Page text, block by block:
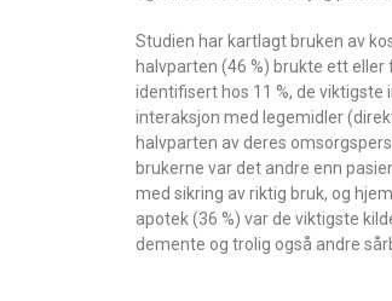
Studien har kartlagt bruken av
halvparten (46 %) brukte ett
identifisert hos 11 %, de viktigste
interaksjon med legemidler
halvparten av deres
brukerne var det andre enn
med sikring av riktig bruk, og
apotek (36 %) var de viktigste
demente og trolig også andre